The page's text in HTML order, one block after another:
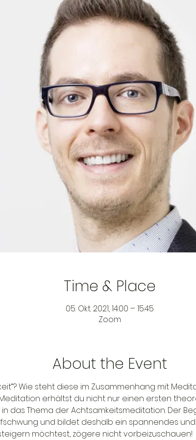
Time & Place
05. Okt. 2021, 14:00 – 15:45
Zoom
About the Event
Wie steht diese im Zusammenhang mit
erhältst du nicht nur einen ersten
das Thema der Achtsamkeitsmeditation. Der
und bildet deshalb ein spannendes
möchtest, zögere nicht vorbeizuschauen!